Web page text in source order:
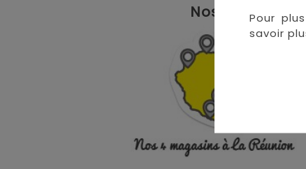
Pour
savoir
Nos magasins